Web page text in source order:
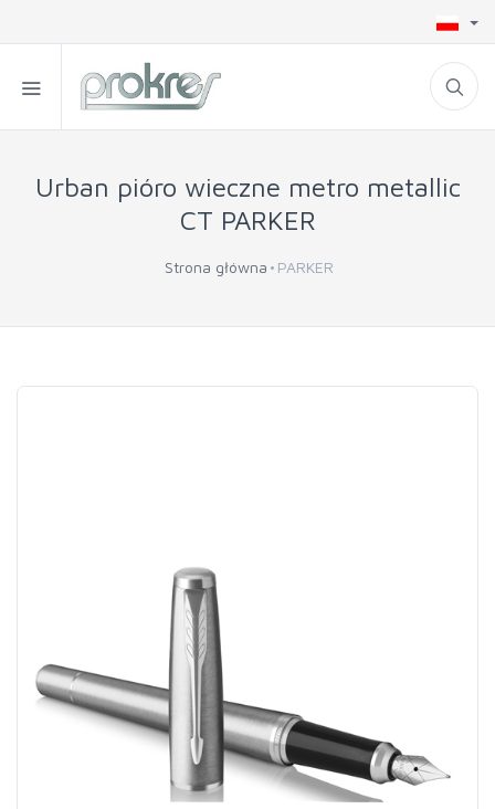
Urban pióro wieczne metro metallic
CT PARKER
Strona główna PARKER